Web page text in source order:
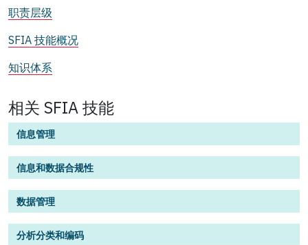
职责层级
SFIA 技能概况
知识体系
相关 SFIA 技能
信息管理
信息和数据合规性
数据管理
分析分类和编码